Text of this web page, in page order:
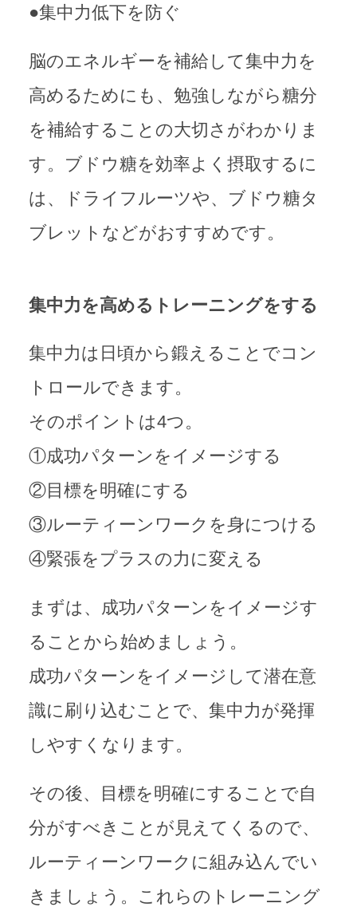
●集中力低下を防ぐ
脳のエネルギーを補給して集中力を
高めるためにも、勉強しながら糖分
を補給することの大切さがわかりま
す。ブドウ糖を効率よく摂取するに
は、ドライフルーツや、ブドウ糖タ
ブレットなどがおすすめです。
集中力を高めるトレーニングをする
集中力は日頃から鍛えることでコン
トロールできます。
そのポイントは4つ。
①成功パターンをイメージする
②目標を明確にする
③ルーティーンワークを身につける
④緊張をプラスの力に変える
まずは、成功パターンをイメージす
ることから始めましょう。
成功パターンをイメージして潜在意
識に刷り込むことで、集中力が発揮
しやすくなります。
その後、目標を明確にすることで自
分がすべきことが見えてくるので、
ルーティーンワークに組み込んでい
きましょう。これらのトレーニング